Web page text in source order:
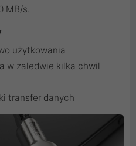
MB/s.
użytkowania
w zaledwie kilka chwil
transfer danych